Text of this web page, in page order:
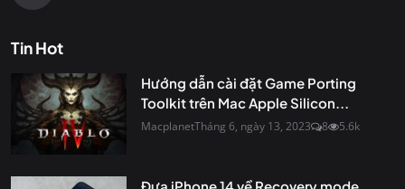
Tin Hot
Hướng dẫn cài đặt Game Porting
Toolkit trên Mac Apple Silicon...
MacplanetTháng 6, ngày 13, 2023 8 5.6k